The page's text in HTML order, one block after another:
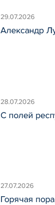
29.07.2026
Александр
28.07.2026
С полей
27.07.2026
Горячая